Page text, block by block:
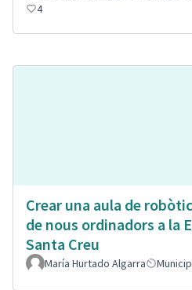
4
Crear una aula de
de nous ordinadors a la
Santa Creu
María Hurtado Algarra